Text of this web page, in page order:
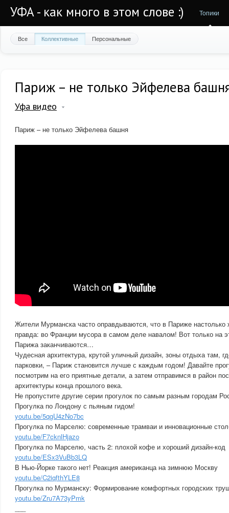
УФА - как много в этом слове :) Топики
Все Коллективные Персональные
Париж – не только Эйфелева
Уфа видео
Париж – не только Эйфелева башня
Жители Мурманска часто оправдываются, что в Париже настолько
правда: во Франции мусора в самом деле навалом! Вот только на
Парижа заканчиваются…
Чудесная архитектура, крутой уличный дизайн, зоны отдыха там,
парковки, – Париж становится лучше с каждым годом! Давайте
посмотрим на его приятные детали, а затем отправимся в район
архитектуры конца прошлого века.
Не пропустите другие серии прогулок по самым разным городам
Прогулка по Лондону с пьяным гидом!
youtu.be/5qgU4zNo7bc
Прогулка по Марселю: современные трамваи и инновационные
youtu.be/F7cknlHjazo
Прогулка по Марселю, часть 2: плохой кофе и хороший дизайн-код
youtu.be/ESx3VuBb3LQ
В Нью-Йорке такого нет! Реакция американца на зимнюю Москву
youtu.be/C2iqfthYLE8
Прогулка по Мурманску: Формирование комфортных городских
youtu.be/Zru7A73yPmk